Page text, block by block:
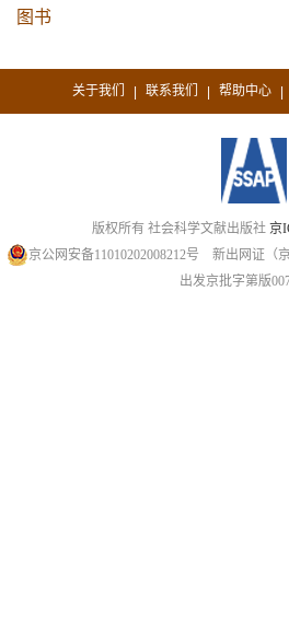
图书
关于我们 | 联系我们 | 帮助中心 |
版权所有 社会科学文献出版社 京
京公网安备11010202008212号 新出网证（
出发京批字第版